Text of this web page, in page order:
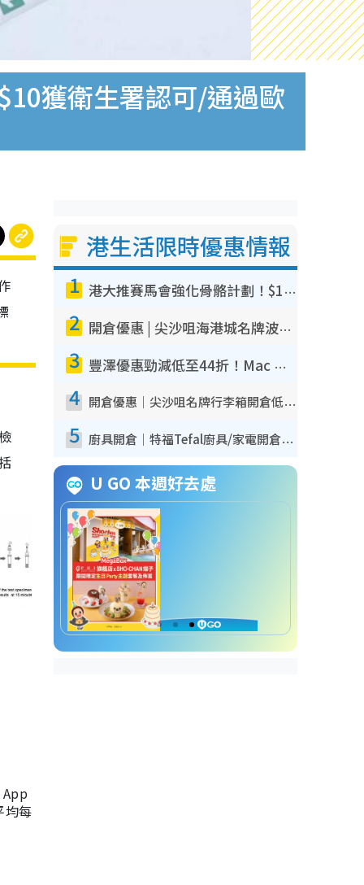
獲衛生署認可/通過歐
均每
港生活限時優惠情報
1 港大推賽馬會強化骨骼計劃！$100骨質密度X光檢查 完成免費運動訓練送超市禮券！附參加資格
2 開倉優惠 | 尖沙咀海港城名牌波鞋開倉低至1折！On鞋$899起／Joy&Peace鞋履$98起
3 豐澤優惠勁減低至44折！Mac mini/iPhone17Pro大減價！廚房家電$220起
4 開倉優惠｜尖沙咀名牌行李箱開倉低至4折！一連5日 American Tourister/ace./Hallmark $200起！
5 廚具開倉｜特福Tefal廚具/家電開倉低至3折！$220起買平底鍋/炒鑊/湯煲！電飯煲/吸塵機/燙斗$418起
U GO 本週好去處